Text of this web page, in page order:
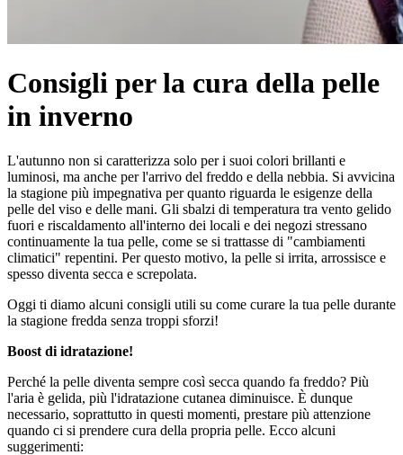
Consigli per la cura della pelle
in inverno
L'autunno non si caratterizza solo per i suoi colori brillanti e
luminosi, ma anche per l'arrivo del freddo e della nebbia. Si avvicina
la stagione più impegnativa per quanto riguarda le esigenze della
pelle del viso e delle mani. Gli sbalzi di temperatura tra vento gelido
fuori e riscaldamento all'interno dei locali e dei negozi stressano
continuamente la tua pelle, come se si trattasse di "cambiamenti
climatici" repentini. Per questo motivo, la pelle si irrita, arrossisce e
spesso diventa secca e screpolata.
Oggi ti diamo alcuni consigli utili su come curare la tua pelle durante
la stagione fredda senza troppi sforzi!
Boost di idratazione!
Perché la pelle diventa sempre così secca quando fa freddo? Più
l'aria è gelida, più l'idratazione cutanea diminuisce. È dunque
necessario, soprattutto in questi momenti, prestare più attenzione
quando ci si prendere cura della propria pelle. Ecco alcuni
suggerimenti: